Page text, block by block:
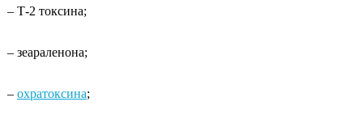
– Т-2 токсина;
– зеараленона;
– охратоксина;